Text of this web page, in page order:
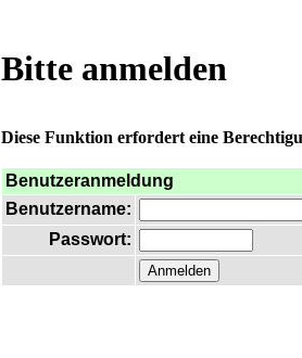
Bitte anmelden
Diese Funktion erfordert eine
Benutzeranmeldung
Benutzername:
Passwort: